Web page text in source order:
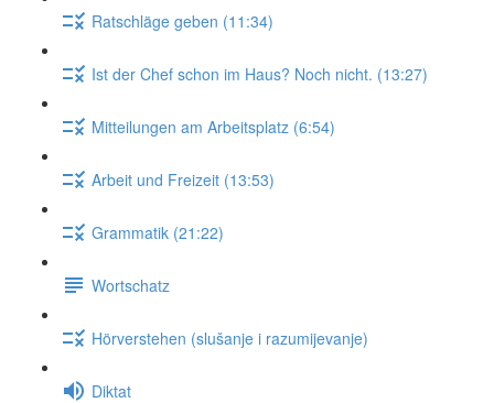
Ratschläge geben (11:34)
Ist der Chef schon im Haus? Noch nicht. (13:27)
Mitteilungen am Arbeitsplatz (6:54)
Arbeit und Freizeit (13:53)
Grammatik (21:22)
Wortschatz
Hörverstehen (slušanje i razumijevanje)
Diktat